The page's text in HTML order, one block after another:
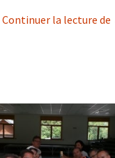
Continuer la lecture de